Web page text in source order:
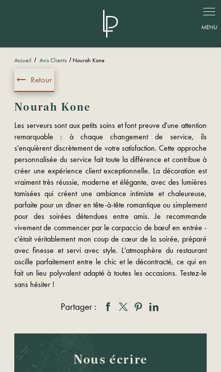
Accueil Avis Clients Nourah Kone
Retour
Nourah Kone
Les serveurs sont aux petits soins et font preuve d'une attention
remarquable : à chaque changement de service, ils
s'enquièrent discrètement de votre satisfaction. Cette approche
personnalisée du service fait toute la différence et contribue à
créer une expérience client exceptionnelle. La décoration est
vraiment très réussie, moderne et élégante, avec des lumières
tamisées qui créent une ambiance intimiste et chaleureuse,
parfaite pour un dîner en tête-à-tête romantique ou simplement
pour des soirées détendues entre amis. Je recommande
vivement de commencer par le carpaccio de bœuf en entrée -
c'était véritablement mon coup de cœur de la soirée, préparé
avec finesse et servi avec style. L'atmosphère du restaurant
oscille parfaitement entre le chic et le décontracté, ce qui en
fait un lieu polyvalent adapté à toutes les occasions. Testez-le
sans hésiter !
Partager :
Nous écrire